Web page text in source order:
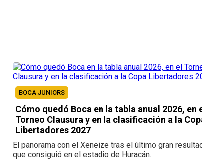
BOCA JUNIORS
Cómo quedó Boca en la tabla anual 2026, en
Torneo Clausura y en la clasificación a la
Libertadores 2027
El panorama con el Xeneize tras el último gran
que consiguió en el estadio de Huracán.